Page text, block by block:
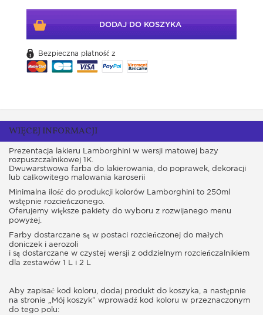
DODAJ DO KOSZYKA
Bezpieczna płatność z
WIĘCEJ INFORMACJI
Prezentacja lakieru Lamborghini w wersji matowej bazy
rozpuszczalnikowej 1K.
Dwuwarstwowa farba do lakierowania, do poprawek, dekoracji
lub całkowitego malowania karoserii
Minimalna ilość do produkcji kolorów Lamborghini to 250ml
wstępnie rozcieńczonego.
Oferujemy większe pakiety do wyboru z rozwijanego menu
powyżej.
Farby dostarczane są w postaci rozcieńczonej do małych
doniczek i aerozoli
i są dostarczane w czystej wersji z oddzielnym rozcieńczalnikiem
dla zestawów 1 L i 2 L
Aby zapisać kod koloru, dodaj produkt do koszyka, a następnie
na stronie „Mój koszyk” wprowadź kod koloru w przeznaczonym
do tego polu: